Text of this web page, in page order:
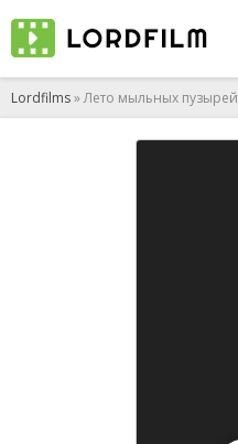
Lordfilms» Лето мыльных пузырей